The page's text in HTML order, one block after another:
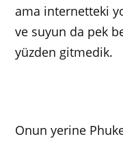
ama internetteki
ve suyun da pek
yüzden gitmedik.
Onun yerine